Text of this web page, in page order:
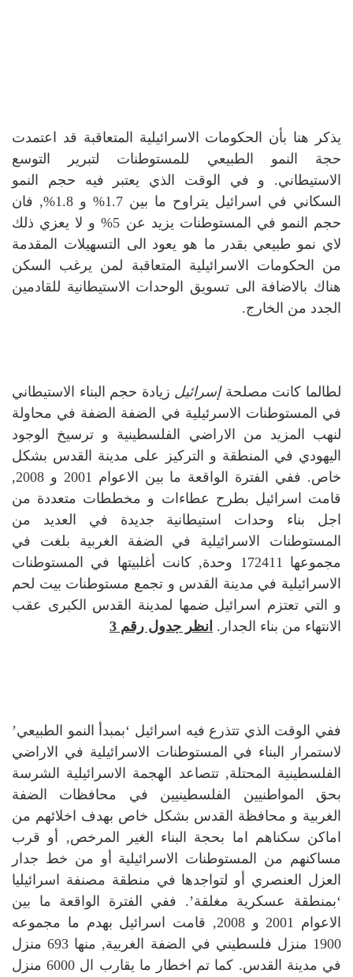
يذكر هنا بأن الحكومات الاسرائيلية المتعاقبة قد اعتمدت
حجة النمو الطبيعي للمستوطنات لتبرير التوسع
الاستيطاني. و في الوقت الذي يعتبر فيه حجم النمو
السكاني في اسرائيل يتراوح ما بين 1.7% و 1.8%, فان
حجم النمو في المستوطنات يزيد عن 5% و لا يعزي ذلك
لاي نمو طبيعي بقدر ما هو يعود الى التسهيلات المقدمة
من الحكومات الاسرائيلية المتعاقبة لمن يرغب السكن
هناك بالاضافة الى تسويق الوحدات الاستيطانية للقادمين
الجدد من الخارج.
لطالما كانت مصلحةإسرائيل زيادة حجم البناء الاستيطاني
في المستوطنات الاسرئيلية في الضفة الضفة في محاولة
لنهب المزيد من الاراضي الفلسطينية و ترسيخ الوجود
اليهودي في المنطقة و التركيز على مدينة القدس بشكل
خاص. ففي الفترة الواقعة ما بين الاعوام 2001 و 2008,
قامت اسرائيل بطرح عطاءات و مخططات متعددة من
اجل بناء وحدات استيطانية جديدة في العديد من
المستوطنات الاسرائيلية في الضفة الغربية بلغت في
مجموعها 172411 وحدة, كانت أغلبيتها في المستوطنات
الاسرائيلية في مدينة القدس و تجمع مستوطنات بيت لحم
و التي تعتزم اسرائيل ضمها لمدينة القدس الكبرى عقب
الانتهاء من بناء الجدار. انظر جدول رقم 3
ففي الوقت الذي تتذرع فيه اسرائيل ‘بمبدأ النمو الطبيعي’
لاستمرار البناء في المستوطنات الاسرائيلية في الاراضي
الفلسطينية المحتلة, تتصاعد الهجمة الاسرائيلية الشرسة
بحق المواطنيين الفلسطينيين في محافظات الضفة
الغربية و محافظة القدس بشكل خاص بهدف اخلائهم من
اماكن سكناهم اما بحجة البناء الغير المرخص, أو قرب
مساكنهم من المستوطنات الاسرائيلية أو من خط جدار
العزل العنصري أو لتواجدها في منطقة مصنفة اسرائيليا
‘بمنطقة عسكرية مغلقة’. ففي الفترة الواقعة ما بين
الاعوام 2001 و 2008, قامت اسرائيل بهدم ما مجموعه
1900 منزل فلسطيني في الضفة الغربية, منها 693 منزل
في مدينة القدس. كما تم اخطار ما يقارب ال 6000 منزل